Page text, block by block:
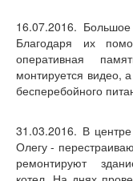
16.07.2016.
Благодаря их
оперативная
монтируется видео,
бесперебойного
31.03.2016. В
Олегу -
ремонтируют